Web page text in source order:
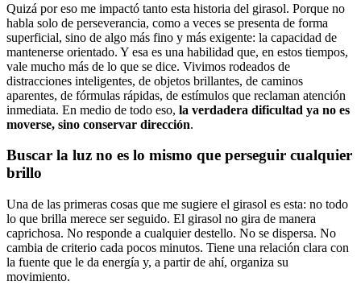
Quizá por eso me impactó tanto esta historia del girasol. Porque no
habla solo de perseverancia, como a veces se presenta de forma
superficial, sino de algo más fino y más exigente: la capacidad de
mantenerse orientado. Y esa es una habilidad que, en estos tiempos,
vale mucho más de lo que se dice. Vivimos rodeados de
distracciones inteligentes, de objetos brillantes, de caminos
aparentes, de fórmulas rápidas, de estímulos que reclaman atención
inmediata. En medio de todo eso, la verdadera dificultad ya no es
moverse, sino conservar dirección.
Buscar la luz no es lo mismo que perseguir cualquier
brillo
Una de las primeras cosas que me sugiere el girasol es esta: no todo
lo que brilla merece ser seguido. El girasol no gira de manera
caprichosa. No responde a cualquier destello. No se dispersa. No
cambia de criterio cada pocos minutos. Tiene una relación clara con
la fuente que le da energía y, a partir de ahí, organiza su
movimiento.